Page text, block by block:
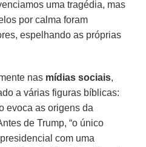
uma tragédia, mas
por calma foram
espelhando as próprias
nas mídias sociais,
a várias figuras bíblicas:
evoca as origens da
de Trump, “o único
com uma